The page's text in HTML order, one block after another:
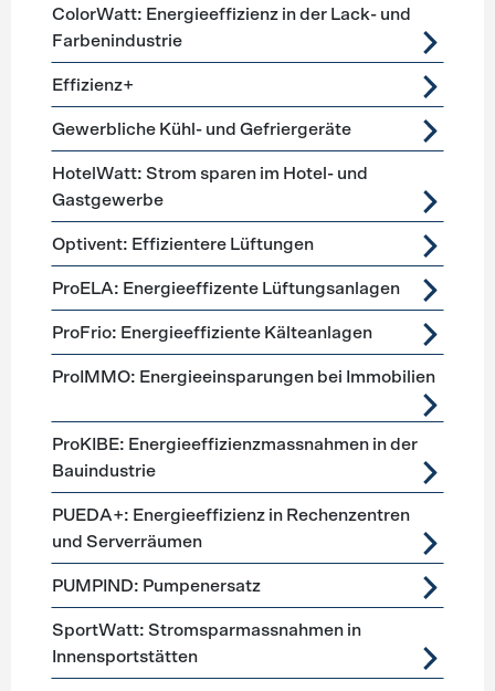
ColorWatt: Energieeffizienz in der Lack- und
Farbenindustrie
Effizienz+
Gewerbliche Kühl- und Gefriergeräte
HotelWatt: Strom sparen im Hotel- und
Gastgewerbe
Optivent: Effizientere Lüftungen
ProELA: Energieeffizente Lüftungsanlagen
ProFrio: Energieeffiziente Kälteanlagen
ProIMMO: Energieeinsparungen bei Immobilien
ProKIBE: Energieeffizienzmassnahmen in der
Bauindustrie
PUEDA+: Energieeffizienz in Rechenzentren
und Serverräumen
PUMPIND: Pumpenersatz
SportWatt: Stromsparmassnahmen in
Innensportstätten